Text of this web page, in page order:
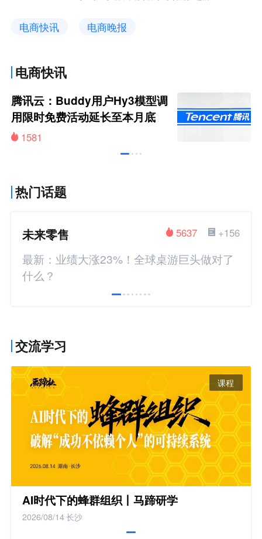
电商快讯 电商晚报
电商快讯
腾讯云：Buddy用户Hy3模型调
用限时免费活动延长至本月底
1581
热门话题
未来零售 +156
5637
最新：业绩大涨23%！全球桌游巨头做对了
什么？
交流学习
课程
AI时代下的蜂群组织丨马蹄研学
2026/08/14长沙